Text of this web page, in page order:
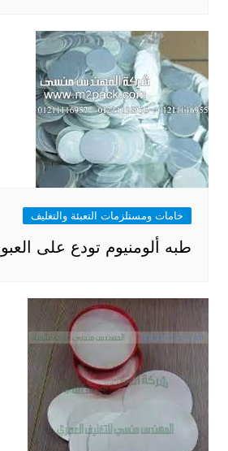
خامات ومستلزمات التعبئة والتغليف
طبه ألومنيوم تودع على